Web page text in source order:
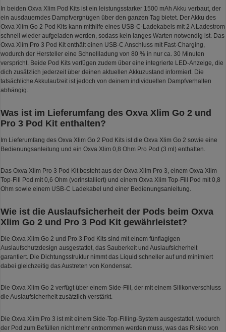
In beiden Oxva Xlim Pod Kits ist ein leistungsstarker 1500 mAh Akku verbaut, der
ein ausdauerndes Dampfvergnügen über den ganzen Tag bietet. Der Akku des
Oxva Xlim Go 2 Pod Kits kann mithilfe eines USB-C-Ladekabels mit 2 A Ladestrom
schnell wieder aufgeladen werden, sodass kein langes Warten notwendig ist. Das
Oxva Xlim Pro 3 Pod Kit enthält einen USB-C Anschluss mit Fast-Charging,
wodurch der Hersteller eine Schnellladung von 80 % in nur ca. 30 Minuten
verspricht. Beide Pod Kits verfügen zudem über eine integrierte LED-Anzeige, die
dich zusätzlich jederzeit über deinen aktuellen Akkuzustand informiert. Die
tatsächliche Akkulaufzeit ist jedoch von deinem individuellen Dampfverhalten
abhängig.
Was ist im Lieferumfang des Oxva Xlim Go 2 und
Pro 3 Pod Kit enthalten?
Im Lieferumfang des Oxva Xlim Go 2 Pod Kits ist die Oxva Xlim Go 2 sowie eine
Bedienungsanleitung und ein Oxva Xlim 0,8 Ohm Pro Pod (3 ml) enthalten.
Das Oxva Xlim Pro 3 Pod Kit besteht aus der Oxva Xlim Pro 3, einem Oxva Xlim
Top-Fill Pod mit 0,6 Ohm (vorinstalliert) und einem Oxva Xlim Top-Fill Pod mit 0,8
Ohm sowie einem USB-C Ladekabel und einer Bedienungsanleitung.
Wie ist die Auslaufsicherheit der Pods beim Oxva
Xlim Go 2 und Pro 3 Pod Kit gewährleistet?
Die Oxva Xlim Go 2 und Pro 3 Pod Kits sind mit einem fünflagigen
Auslaufschutzdesign ausgestattet, das Sauberkeit und Auslaufsicherheit
garantiert. Die Dichtungsstruktur nimmt das Liquid schneller auf und minimiert
dabei gleichzeitig das Austreten von Kondensat.
Die Oxva Xlim Go 2 verfügt über einem Side-Fill, der mit einem Silikonverschluss
die Auslaufsicherheit zusätzlich verstärkt.
Die Oxva Xlim Pro 3 ist mit einem Side-Top-Filling-System ausgestattet, wodurch
der Pod zum Befüllen nicht mehr entnommen werden muss, was das Risiko von